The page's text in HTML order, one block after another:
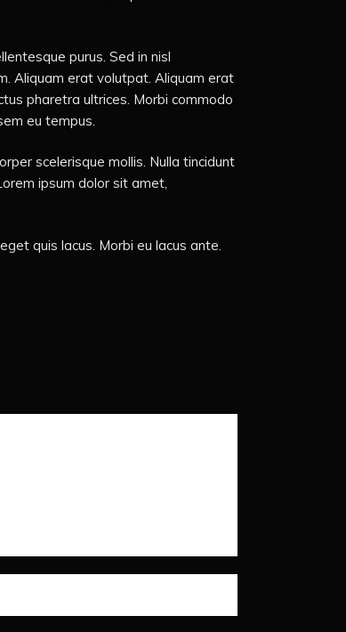
purus. Sed in nisl
Aliquam erat volutpat. Aliquam erat
pharetra ultrices. Morbi commodo
eu tempus.
scelerisque mollis. Nulla tincidunt
ipsum dolor sit amet,
quis lacus. Morbi eu lacus ante.